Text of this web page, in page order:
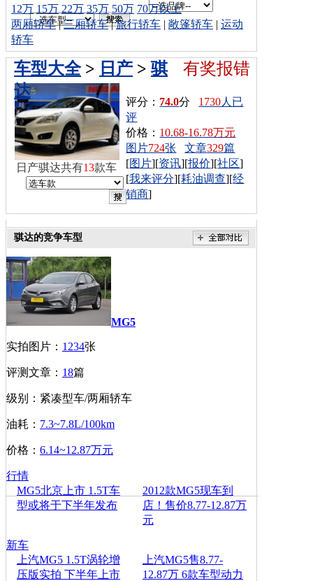
12万 15万 22万 35万 50万 70万以上
两厢轿车|三厢轿车|旅行轿车 | 敞篷轿车 | 运动
轿车
有奖报错
车型大全> 日产 > 骐
达
评分： 74.0分 1730人已
评
价格： 10.68-16.78万元
图片724张 文章329篇
[图片][资讯][报价][社区]
[我来评分][耗油调查][经
销商]
日产骐达共有13款车
骐达的竞争车型
MG5
实拍图片： 1234张
评测文章： 18篇
级别：紧凑型车/两厢轿车
油耗： 7.3~7.8L/100km
价格： 6.14~12.87万元
行情
MG5北京上市 1.5T车
型或将于下半年发布
2012款MG5现车到
店！售价8.77-12.87万
元
新车
上汽MG5 1.5T涡轮增
压版实拍 下半年上市
上汽MG5售8.77-
12.87万 6款车型动力